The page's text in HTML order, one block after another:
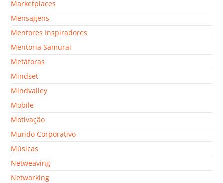
Marketplaces
Mensagens
Mentores Inspiradores
Mentoria Samurai
Metáforas
Mindset
Mindvalley
Mobile
Motivação
Mundo Corporativo
Músicas
Netweaving
Networking